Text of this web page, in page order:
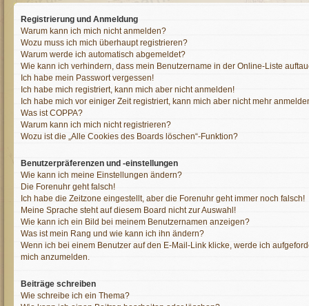
Registrierung und Anmeldung
Warum kann ich mich nicht anmelden?
Wozu muss ich mich überhaupt registrieren?
Warum werde ich automatisch abgemeldet?
Wie kann ich verhindern, dass mein Benutzername in der Online-Liste
Ich habe mein Passwort vergessen!
Ich habe mich registriert, kann mich aber nicht anmelden!
Ich habe mich vor einiger Zeit registriert, kann mich aber nicht mehr
Was ist COPPA?
Warum kann ich mich nicht registrieren?
Wozu ist die „Alle Cookies des Boards löschen“-Funktion?
Benutzerpräferenzen und -einstellungen
Wie kann ich meine Einstellungen ändern?
Die Forenuhr geht falsch!
Ich habe die Zeitzone eingestellt, aber die Forenuhr geht immer noch falsch!
Meine Sprache steht auf diesem Board nicht zur Auswahl!
Wie kann ich ein Bild bei meinem Benutzernamen anzeigen?
Was ist mein Rang und wie kann ich ihn ändern?
Wenn ich bei einem Benutzer auf den E-Mail-Link klicke, werde ich
mich anzumelden.
Beiträge schreiben
Wie schreibe ich ein Thema?